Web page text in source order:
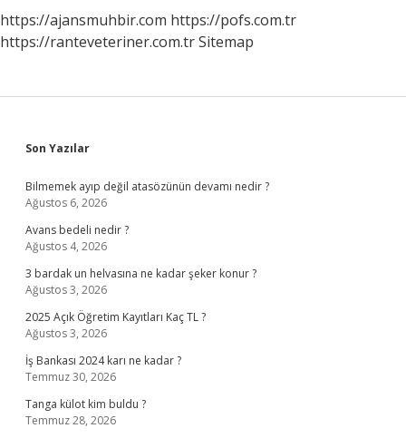
https://ajansmuhbir.com https://pofs.com.tr
https://ranteveteriner.com.trSitemap
Sidebar
Son Yazılar
Bilmemek ayıp değil atasözünün devamı nedir ?
Ağustos 6, 2026
Avans bedeli nedir ?
Ağustos 4, 2026
3 bardak un helvasına ne kadar şeker konur ?
Ağustos 3, 2026
2025 Açık Öğretim Kayıtları Kaç TL ?
Ağustos 3, 2026
İş Bankası 2024 karı ne kadar ?
Temmuz 30, 2026
Tanga külot kim buldu ?
Temmuz 28, 2026